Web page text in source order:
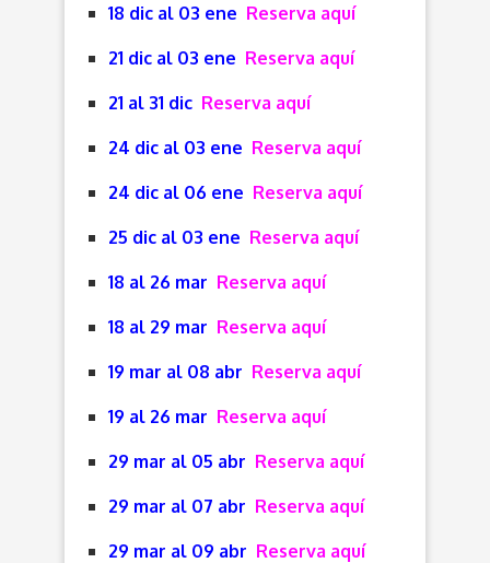
18 dic al 03 ene Reserva aquí
21 dic al 03 ene Reserva aquí
21 al 31 dic Reserva aquí
24 dic al 03 ene Reserva aquí
24 dic al 06 ene Reserva aquí
25 dic al 03 ene Reserva aquí
18 al 26 mar Reserva aquí
18 al 29 mar Reserva aquí
19 mar al 08 abr Reserva aquí
19 al 26 mar Reserva aquí
29 mar al 05 abr Reserva aquí
29 mar al 07 abr Reserva aquí
29 mar al 09 abr Reserva aquí